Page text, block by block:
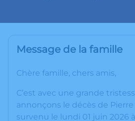
Message de la famille
Chère famille, chers amis,
C’est avec une grande
annonçons le décès de Pierre
survenu le lundi 01 juin 2026